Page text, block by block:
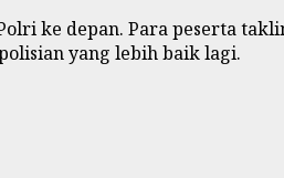
ke depan. Para peserta
yang lebih baik lagi.